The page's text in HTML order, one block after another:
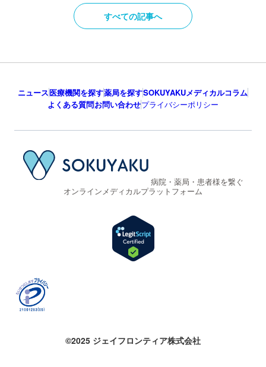
すべての記事へ
ニュース医療機関を探す薬局を探すSOKUYAKUメディカルコラム
よくある質問お問い合わせプライバシーポリシー
病院・薬局・患者様を繋ぐ
オンラインメディカルプラットフォーム
©2025 ジェイフロンティア株式会社